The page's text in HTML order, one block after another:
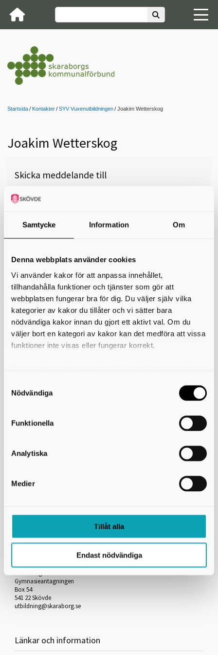
Samtycke Information Om
Denna webbplats använder cookies
Vi använder kakor för att anpassa innehållet,
tillhandahålla funktioner och tjänster som gör att
webbplatsen fungerar bra för dig. Du väljer själv vilka
kategorier av kakor du tillåter och vi sätter bara
nödvändiga kakor innan du gjort ett aktivt val. Om du
väljer bort en kategori av kakor kan det medföra att vissa
funktioner inte visas eller fungerar korrekt.
användning av kakor som du hittar längst ner på sidan
Nödvändiga
Funktionella
Analytiska
Medier
Tillåt alla
Endast nödvändiga
Startsida Kontakter SYV Vuxenutbildningen Joakim Wetterskog
Joakim Wetterskog
Skicka meddelande till
Vuxenutbildningen Skövde, 0500-
*Ditt namn
Din e-postadress
Telefon
*Ämne
*Meddelande
Skicka kopia på mejlet till dig själv
Gymnasieantagningen
Box 54
541 22 Skövde
utbildning@skaraborg.se
Länkar och information